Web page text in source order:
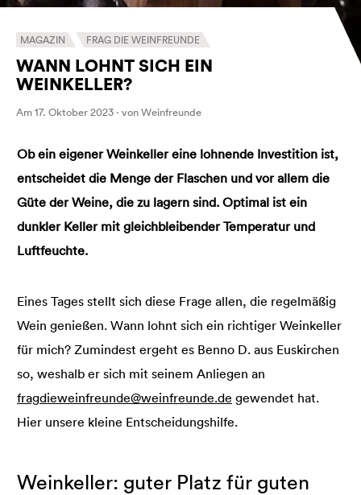
MAGAZIN FRAG DIE WEINFREUNDE
WANN LOHNT SICH EIN
WEINKELLER?
Am 17. Oktober 2023 · von Weinfreunde
Ob ein eigener Weinkeller eine lohnende Investition ist,
entscheidet die Menge der Flaschen und vor allem die
Güte der Weine, die zu lagern sind. Optimal ist ein
dunkler Keller mit gleichbleibender Temperatur und
Luftfeuchte.
Eines Tages stellt sich diese Frage allen, die regelmäßig
Wein genießen. Wann lohnt sich ein richtiger Weinkeller
für mich? Zumindest ergeht es Benno D. aus Euskirchen
so, weshalb er sich mit seinem Anliegen an
fragdieweinfreunde@weinfreunde.de gewendet hat.
Hier unsere kleine Entscheidungshilfe.
Weinkeller: guter Platz für guten